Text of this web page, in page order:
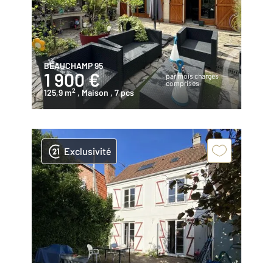
BEAUCHAMP 95
1 900 €
par mois charges
comprises
125,9 m2 , Maison , 7 pcs
Exclusivité